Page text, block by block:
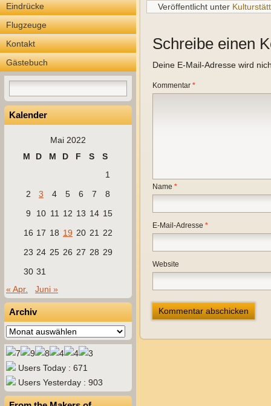
Eindrücke
Flugzeuge
Kontakt
Gästebuch
Kalender
Mai 2022
M
D M D F S
S
1
2
3 4 5 6 7
8
9
10 11 12 13 14 15
16 17 18 19 20 21
22
23 24 25 26 27 28 29
30 31
« Apr.
Juni »
Archiv
Archiv
Users Today : 671
Users Yesterday : 903
Veröffentlicht unter
Schreibe einen
Deine E-Mail-Adresse wird
Kommentar *
Name *
E-Mail-Adresse *
Website